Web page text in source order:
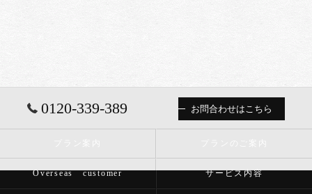
0120-339-389 お問合わせはこちら
Overseas customer サービス内容